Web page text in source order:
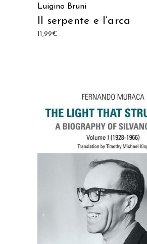
Luigino Bruni
Il serpente e l’arca
11,99€
AGGIUNGI AL CARRELLO